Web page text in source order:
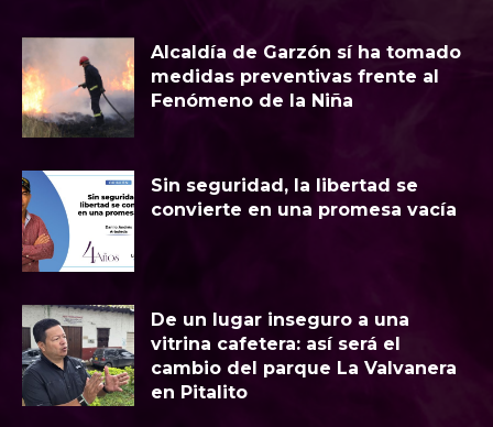
Alcaldía de Garzón sí ha tomado
medidas preventivas frente al
Fenómeno de la Niña
Sin seguridad, la libertad se
convierte en una promesa vacía
​De un lugar inseguro a una
vitrina cafetera: así será el
cambio del parque La Valvanera
en Pitalito